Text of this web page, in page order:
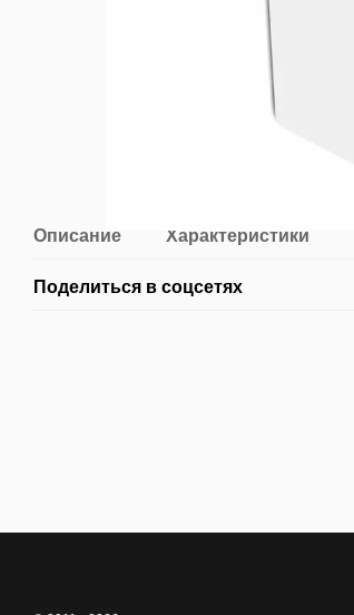
Описание Характеристики
Поделиться в соцсетях